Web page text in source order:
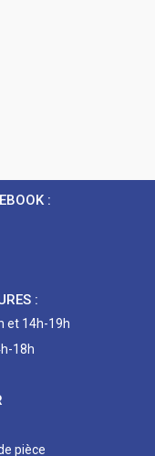
:
:
et 14h-19h
18h
pièce